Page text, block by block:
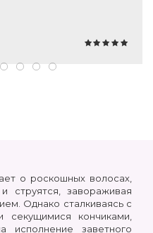
о роскошных волосах,
струятся, завораживая
Однако сталкиваясь с
секущимися кончиками,
исполнение заветного